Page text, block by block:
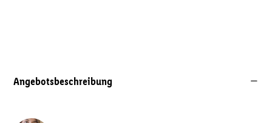
Angebotsbeschreibung